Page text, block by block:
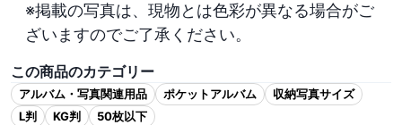
※掲載の写真は、現物とは色彩が異なる場合がご
ざいますのでご了承ください。
この商品のカテゴリー
アルバム・写真関連用品 ポケットアルバム
収納写真サイズ
L判
KG判 50枚以下